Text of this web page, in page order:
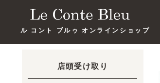
ル コント ブルゥ オンラインショップ
店頭受け取り